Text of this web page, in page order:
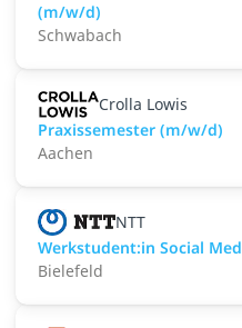
(m/w/d)
Schwabach
Crolla Lowis
Praxissemester (m/w/d)
Aachen
NTT
Werkstudent:in Social
Bielefeld